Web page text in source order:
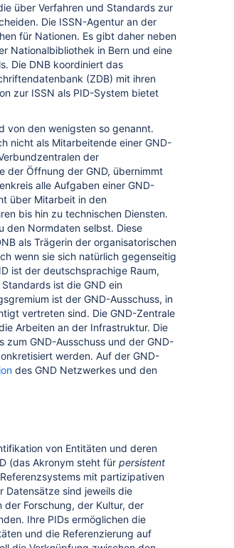
über Verfahren und Standards zur
Die ISSN-Agentur an der
für Nationen. Es gibt daher neben
Nationalbibliothek in Bern und eine
Die DNB koordiniert das
(ZDB) mit ihren
zur ISSN als PID-System bietet
von den wenigsten so genannt.
nicht als Mitarbeitende einer GND-
der
der Öffnung der GND, übernimmt
alle Aufgaben einer GND-
über Mitarbeit in den
bis hin zu technischen Diensten.
den Normdaten selbst. Diese
als Trägerin der organisatorischen
wenn sie sich natürlich gegenseitig
ist der deutschsprachige Raum,
ist die GND ein
ist der GND-Ausschuss, in
vertreten sind. Die GND-Zentrale
Arbeiten an der Infrastruktur. Die
zum GND-Ausschuss und der GND-
werden. Auf der GND-
des GND Netzwerkes und den
von Entitäten und deren
(das Akronym steht für persistent
mit partizipativen
Datensätze sind jeweils die
Forschung, der Kultur, der
Ihre PIDs ermöglichen die
und die Referenzierung auf